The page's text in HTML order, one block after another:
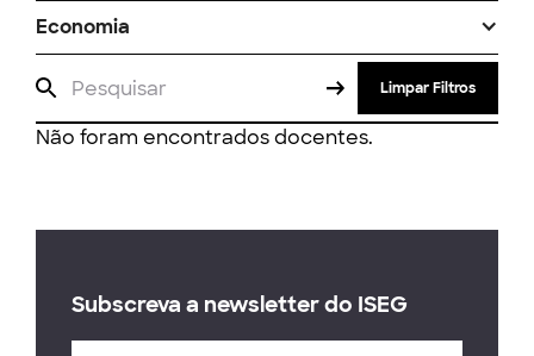
Economia
Limpar Filtros
Não foram encontrados docentes.
Subscreva a newsletter do ISEG